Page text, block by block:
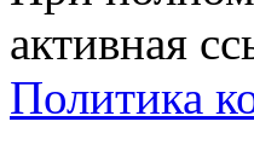
активная
Политика